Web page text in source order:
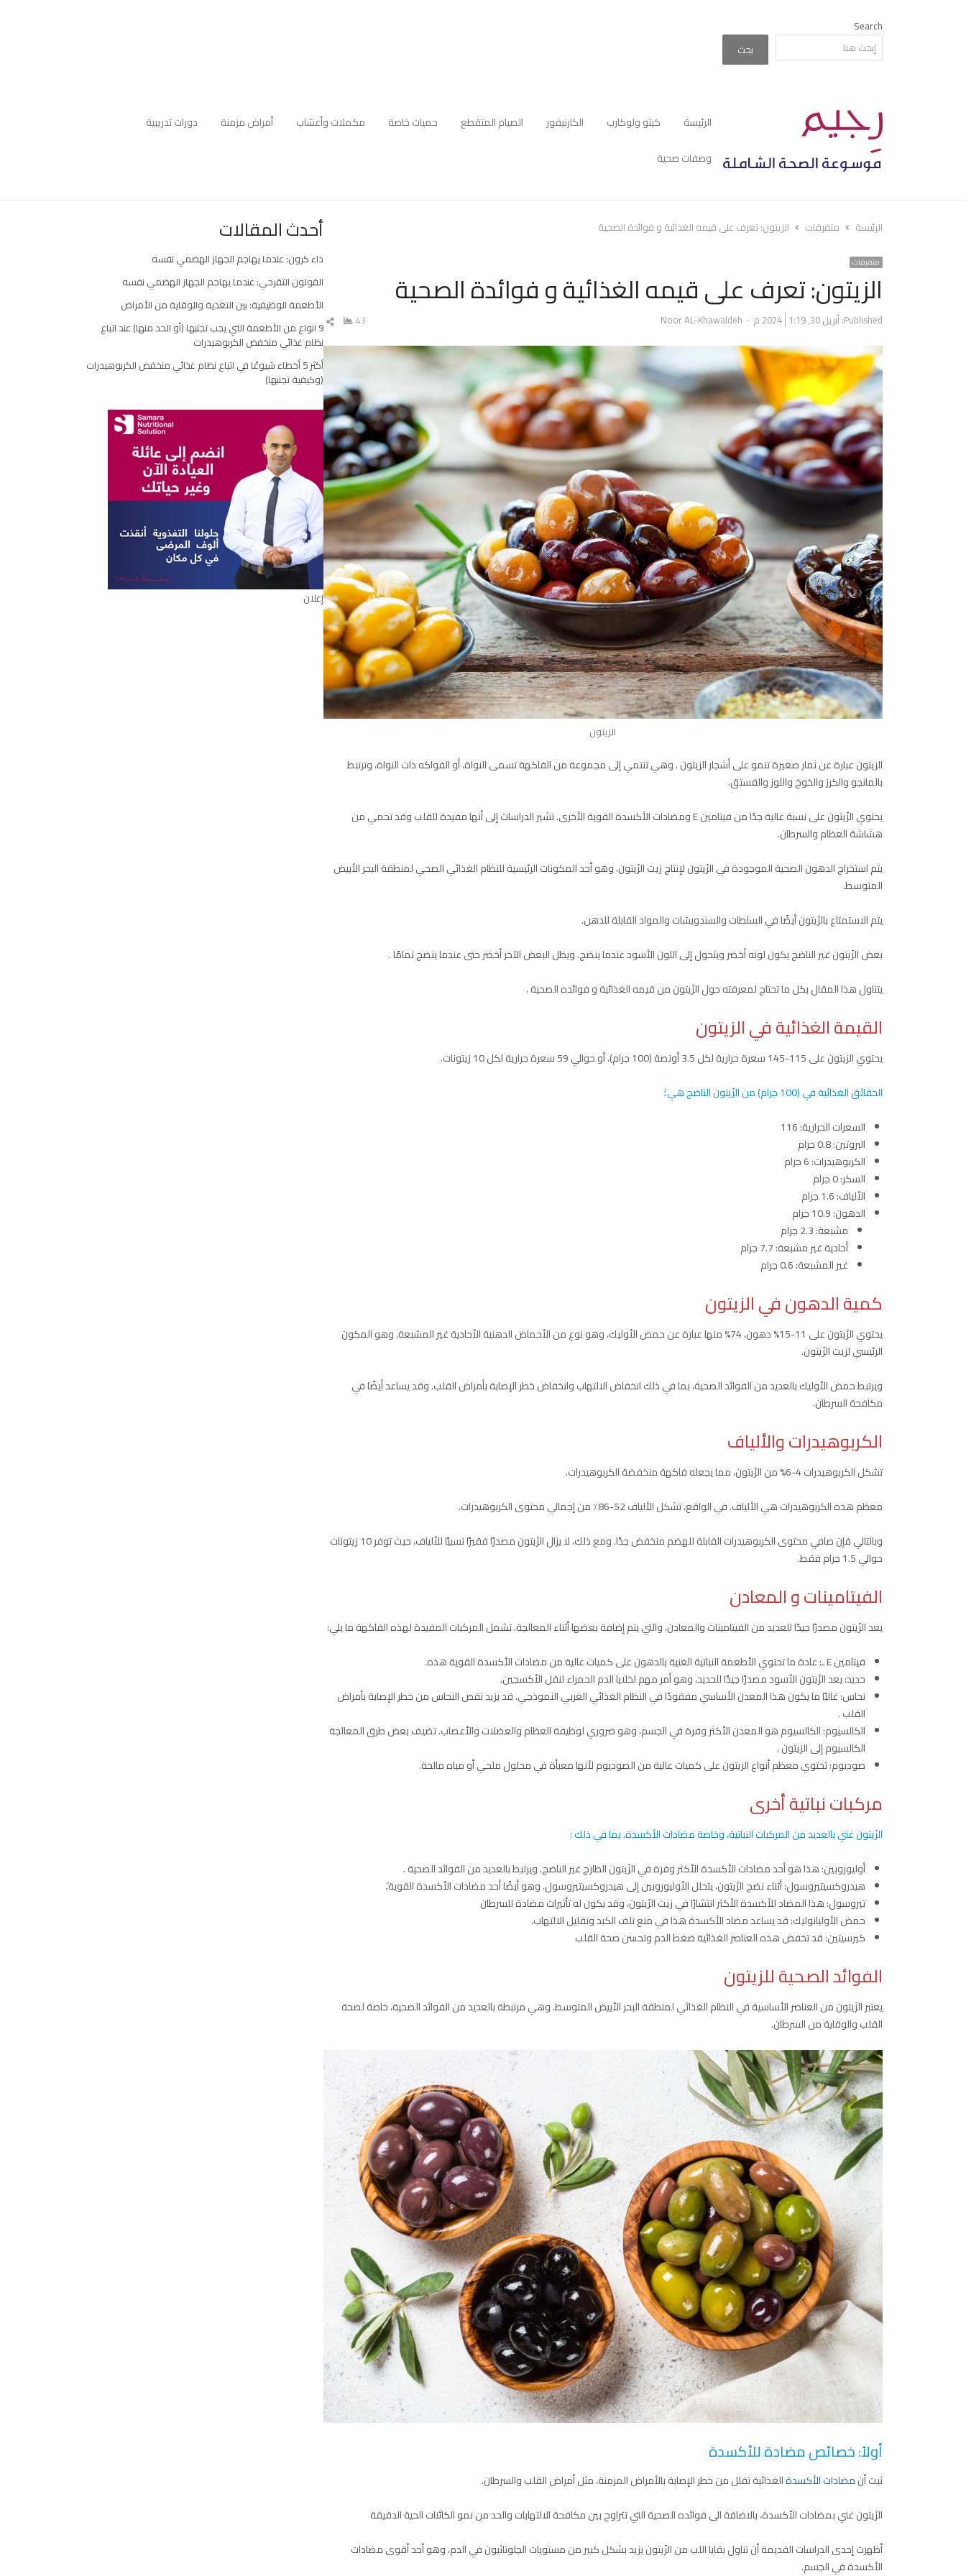
Search
بحث
الرئيسة كيتو ولوكارب الكارنيفور الصيام المتقطع حميات خاصة مكملات وأعشاب أمراض مزمنة
دورات تدريبية
وصفات صحية
الرئيسة متفرقات الزيتون: تعرف على قيمه الغذائية و فوائدة الصحية
متفرقات
الزيتون: تعرف على قيمه الغذائية و فوائدة الصحية
Published: أبريل 30, 2024 1:19 م Author
Noor AL-Khawaldeh
43
شارك
المقال
الزيتون
الزيتون عبارة عن ثمار صغيرة تنمو على أشجار الزيتون . وهي تنتمي إلى مجموعة من الفاكهة تسمى النواة، أو الفواكه ذات النواة، وترتبط
بالمانجو والكرز والخوخ واللوز والفستق.
يحتوي الزَيتون على نسبة عالية جدًا من فيتامين E ومضادات الأكسدة القوية الأخرى. تشير الدراسات إلى أنها مفيدة للقلب وقد تحمي من
هشاشة العظام والسرطان.
يتم استخراج الدهون الصحية الموجودة في الزَيتون لإنتاج زيت الزَيتون، وهو أحد المكونات الرئيسية للنظام الغذائي الصحي لمنطقة البحر الأبيض
المتوسط.
يتم الاستمتاع بالزَيتون أيضًا في السلطات والسندويشات والمواد القابلة للدهن.
بعض الزَيتون غير الناضج يكون لونه أخضر ويتحول إلى اللون الأسود عندما ينضج. ويظل البعض الآخر أخضر حتى عندما ينضج تمامًا .
يتناول هذا المقال بكل ما تحتاج لمعرفته حول الزَيتون من قيمه الغذائية و فوائده الصحية .
القيمة الغذائية في الزيتون
يحتوي الزيتون على 115-145 سعرة حرارية لكل 3.5 أونصة (100 جرام)، أو حوالي 59 سعرة حرارية لكل 10 زيتونات.
الحقائق الغذائية في (100 جرام) من الزَيتون الناضج هي:َ
السعرات الحرارية: 116
البروتين: 0.8 جرام
الكربوهيدرات: 6 جرام
السكر: 0 جرام
الألياف: 1.6 جرام
الدهون: 10.9 جرام
مشبعة: 2.3 جرام
أحادية غير مشبعة: 7.7 جرام
غير المشبعة: 0.6 جرام
كمية الدهون في الزيتون
يحتوي الزَيتون على 11-15% دهون، 74% منها عبارة عن حمض الأوليك، وهو نوع من الأحماض الدهنية الأحادية غير المشبعة. وهو المكون
الرئيسي لزيت الزَيتون.
ويرتبط حمض الأوليك بالعديد من الفوائد الصحية، بما في ذلك انخفاض الالتهاب وانخفاض خطر الإصابة بأمراض القلب. وقد يساعد أيضًا في
مكافحة السرطان.
الكربوهيدرات والألياف
تشكل الكربوهيدرات 4-6% من الزَيتون، مما يجعله فاكهة منخفضة الكربوهيدرات.
معظم هذه الكربوهيدرات هي الألياف. في الواقع، تشكل الألياف 52-86٪ من إجمالي محتوى الكربوهيدرات.
وبالتالي فإن صافي محتوى الكربوهيدرات القابلة للهضم منخفض جدًا. ومع ذلك، لا يزال الزَيتون مصدرًا فقيرًا نسبيًا للألياف، حيث توفر 10 زيتونات
حوالي 1.5 جرام فقط.
الفيتامينات و المعادن
يعد الزَيتون مصدرًا جيدًا للعديد من الفيتامينات والمعادن، والتي يتم إضافة بعضها أثناء المعالجة. تشمل المركبات المفيدة لهذه الفاكهة ما يلي:
فيتامين E ـ: عادة ما تحتوي الأطعمة النباتية الغنية بالدهون على كميات عالية من مضادات الأكسدة القوية هذه.
حديد: يعد الزَيتون الأسود مصدرًا جيدًا للحديد، وهو أمر مهم لخلايا الدم الحمراء لنقل الأكسجين.
نحاس: غالبًا ما يكون هذا المعدن الأساسي مفقودًا في النظام الغذائي الغربي النموذجي. قد يزيد نقص النحاس من خطر الإصابة بأمراض
القلب .
الكالسيوم: الكالسيوم هو المعدن الأكثر وفرة في الجسم، وهو ضروري لوظيفة العظام والعضلات والأعصاب. تضيف بعض طرق المعالجة
الكالسيوم إلى الزيتون .
صوديوم: تحتوي معظم أنواع الزيتون على كميات عالية من الصوديوم لأنها معبأة في محلول ملحي أو مياه مالحة.
مركبات نباتية أخرى
الزَيتون غني بالعديد من المركبات النباتية، وخاصة مضادات الأكسدة، بما في ذلك :
أوليوروبين: هذا هو أحد مضادات الأكسدة الأكثر وفرة في الزَيتون الطازج غير الناضج. ويرتبط بالعديد من الفوائد الصحية .
هيدروكسيتيروسول: أثناء نضج الزَيتون، يتحلل الأوليوروبين إلى هيدروكسيتيروسول. وهو أيضًا أحد مضادات الأكسدة القوية.َ
تيروسول: هذا المضاد للأكسدة الأكثر انتشارًا في زيت الزَيتون، وقد يكون له تأثيرات مضادة للسرطان
حمض الأوليانوليك: قد يساعد مضاد الأكسدة هذا في منع تلف الكبد وتقليل الالتهاب.
كيرسيتين: قد تخفض هذه العناصر الغذائية ضغط الدم وتحسن صحة القلب
الفوائد الصحية للزيتون
يعتبر الزَيتون من العناصر الأساسية في النظام الغذائي لمنطقة البحر الأبيض المتوسط. وهي مرتبطة بالعديد من الفوائد الصحية، خاصة لصحة
القلب والوقاية من السرطان.
أولاً: خصائص مضادة للأكسدة
ثبت أنمضادات الأكسدةالغذائية تقلل من خطر الإصابة بالأمراض المزمنة، مثل أمراض القلب والسرطان.
الزَيتون غني بمضادات الأكسدة، بالاضافة الى فوائده الصحية التي تتراوح بين مكافحة الالتهابات والحد من نمو الكائنات الحية الدقيقة
أظهرت إحدى الدراسات القديمة أن تناول بقايا اللب من الزَيتون يزيد بشكل كبير من مستويات الجلوتاثيون في الدم، وهو أحد أقوى مضادات
الأكسدة في الجسم.
أحدث المقالات
داء كرون: عندما يهاجم الجهاز الهضمي نفسه
القولون التقرحي: عندما يهاجم الجهاز الهضمي نفسه
الأطعمة الوظيفية: بين التغذية والوقاية من الأمراض
9 انواع من الأطعمة التي يجب تجنبها (أو الحد منها) عند اتباع
نظام غذائي منخفض الكربوهيدرات
أكثر 5 أخطاء شيوعًا في اتباع نظام غذائي منخفض الكربوهيدرات
(وكيفية تجنبها)
إعلان